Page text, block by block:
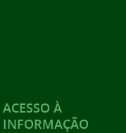
ACESSO À
INFORMAÇÃO